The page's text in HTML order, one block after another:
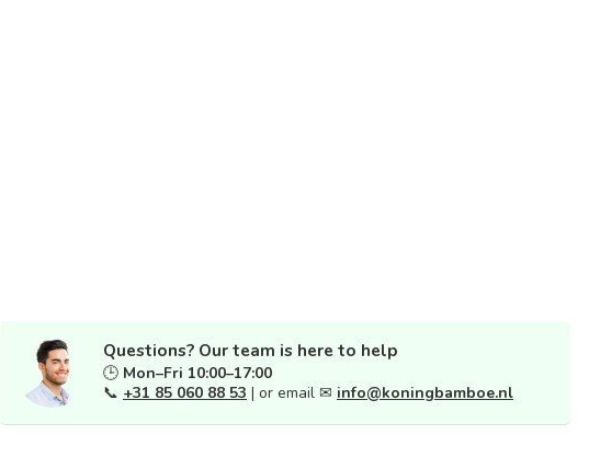
Questions? Our team is here to help
🕒 Mon–Fri 10:00–17:00
📞 +31 85 060 88 53 | or email ✉ info@koningbamboe.nl